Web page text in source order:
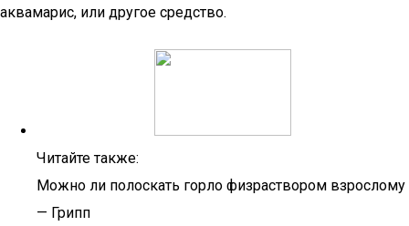
аквамарис, или другое средство.
Читайте также:
Можно ли полоскать горло физраствором взрослому
— Грипп